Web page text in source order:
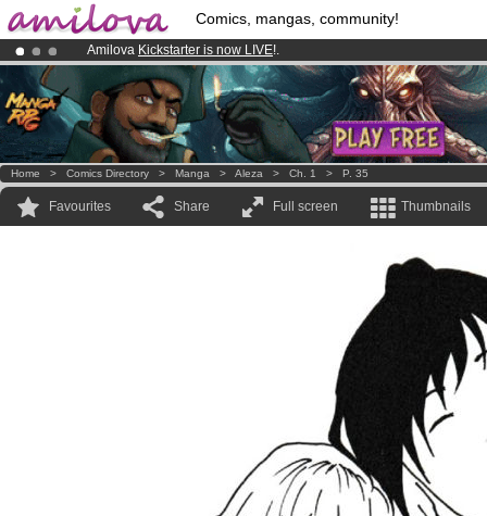
Comics, mangas, community!
Amilova Kickstarter is now LIVE!.
Already 100000membersand 1000comics & mangas!.
Premium membership from3.95 euros per month !Get membership
Home > Comics Directory > Manga > Aleza > Ch. 1 > P. 35
Favourites Share Full screen Thumbnails